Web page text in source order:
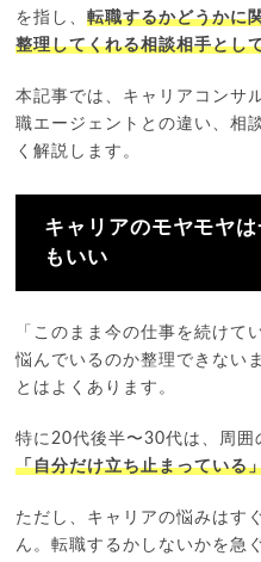
を指し、転職するかどうかに
整理してくれる相談相手とし
本記事では、キャリアコンサ
職エージェントとの違い、相
く解説します。
キャリアのモヤモヤ
もいい
「このまま今の仕事を続けて
悩んでいるのか整理できない
とはよくあります。
特に20代後半〜30代は、周囲
「自分だけ立ち止まっている
ただし、キャリアの悩みはす
ん。転職するかしないかを急